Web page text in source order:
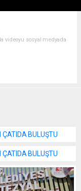
videoyu sosyal medyada